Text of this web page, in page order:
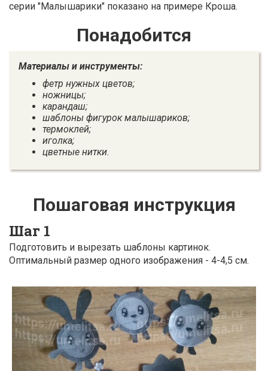
серии "Малышарики" показано на примере Кроша.
Понадобится
Материалы и инструменты:
фетр нужных цветов;
ножницы;
карандаш;
шаблоны фигурок малышариков;
термоклей;
иголка;
цветные нитки.
Пошаговая инструкция
Шаг 1
Подготовить и вырезать шаблоны картинок.
Оптимальный размер одного изображения - 4-4,5 см.